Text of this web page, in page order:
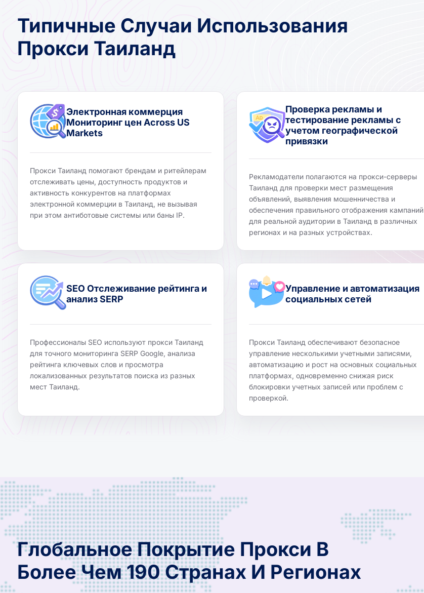
Типичные Случаи Использования
Прокси Таиланд
Электронная коммерция
Мониторинг цен Across US
Markets
Прокси Таиланд помогают брендам и ритейлерам
отслеживать цены, доступность продуктов и
активность конкурентов на платформах
электронной коммерции в Таиланд, не вызывая
при этом антиботовые системы или баны IP.
Проверка рекламы и
тестирование рекламы с
учетом географической
привязки
Рекламодатели полагаются на прокси-серверы
Таиланд для проверки мест размещения
объявлений, выявления мошенничества и
обеспечения правильного отображения кампаний
для реальной аудитории в Таиланд в различных
регионах и на разных устройствах.
SEO Отслеживание рейтинга и
анализ SERP
Профессионалы SEO используют прокси Таиланд
для точного мониторинга SERP Google, анализа
рейтинга ключевых слов и просмотра
локализованных результатов поиска из разных
мест Таиланд.
Управление и автоматизация
социальных сетей
Прокси Таиланд обеспечивают безопасное
управление несколькими учетными записями,
автоматизацию и рост на основных социальных
платформах, одновременно снижая риск
блокировки учетных записей или проблем с
проверкой.
Глобальное Покрытие Прокси В
Более Чем 190 Странах И Регионах